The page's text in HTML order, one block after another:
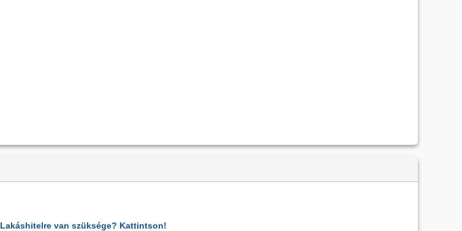
Lakáshitelre van szüksége? Kattintson!